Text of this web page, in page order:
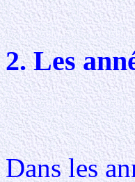
2. Les
Dans les